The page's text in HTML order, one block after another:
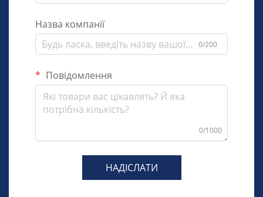
Назва компанії
0/200
Повідомлення
0/1000
НАДІСЛАТИ